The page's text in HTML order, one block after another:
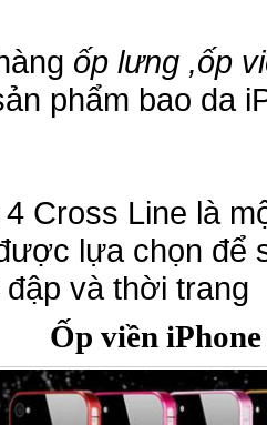
Bao da Samsung
ốp lưng ,ốp
phẩm bao da
Cross Line là
lựa chọn để
và thời trang
Ốp viền